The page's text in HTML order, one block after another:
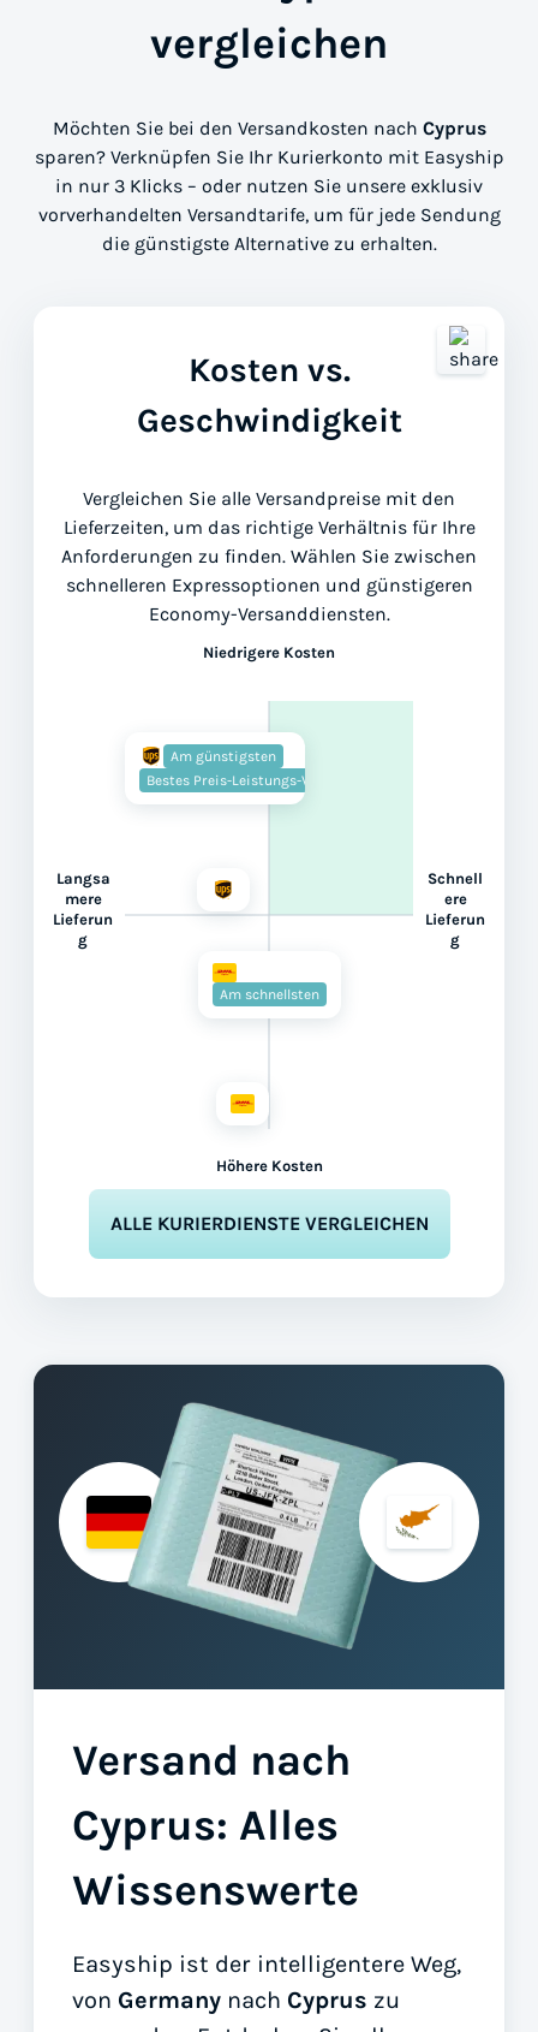
vergleichen
Möchten Sie bei den Versandkosten nach Cyprus
sparen? Verknüpfen Sie Ihr Kurierkonto mit Easyship
in nur 3 Klicks – oder nutzen Sie unsere exklusiv
vorverhandelten Versandtarife, um für jede Sendung
die günstigste Alternative zu erhalten.
Kosten vs.
Geschwindigkeit
Vergleichen Sie alle Versandpreise mit den
Lieferzeiten, um das richtige Verhältnis für Ihre
Anforderungen zu finden. Wählen Sie zwischen
schnelleren Expressoptionen und günstigeren
Economy-Versanddiensten.
Niedrigere Kosten
Langsa
mere
Lieferun
g
Höhere Kosten
Schnell
ere
Lieferun
g
Am günstigsten
Bestes Preis-Leistungs-Verhältnis
Am schnellsten
ALLE KURIERDIENSTE VERGLEICHEN
Versand nach
Cyprus: Alles
Wissenswerte
Easyship ist der intelligentere Weg,
von Germany nach Cyprus zu